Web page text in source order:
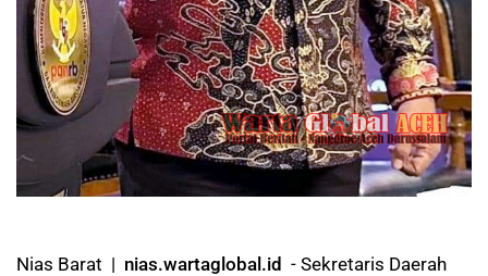
Nias Barat | nias.wartaglobal.id - Sekretaris Daerah